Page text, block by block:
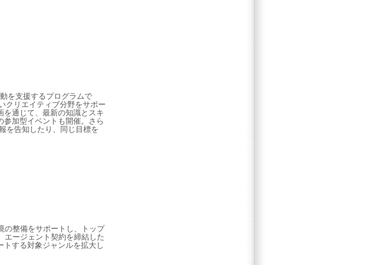
を支援するプログラムで
クリエイティブ分野をサポー
を通じて、最新の知識とスキ
参加型イベントも開催。さら
を告知したり、同じ目標を
の整備をサポートし、トップ
エージェント契約を締結した
トする対象ジャンルを拡大し